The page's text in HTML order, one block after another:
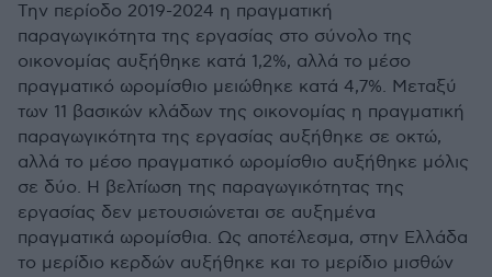
Την περίοδο 2019-2024 η πραγματική
παραγωγικότητα της εργασίας στο σύνολο της
οικονομίας αυξήθηκε κατά 1,2%, αλλά το μέσο
πραγματικό ωρομίσθιο μειώθηκε κατά 4,7%. Μεταξύ
των 11 βασικών κλάδων της οικονομίας η πραγματική
παραγωγικότητα της εργασίας αυξήθηκε σε οκτώ,
αλλά το μέσο πραγματικό ωρομίσθιο αυξήθηκε μόλις
σε δύο. Η βελτίωση της παραγωγικότητας της
εργασίας δεν μετουσιώνεται σε αυξημένα
πραγματικά ωρομίσθια. Ως αποτέλεσμα, στην Ελλάδα
το μερίδιο κερδών αυξήθηκε και το μερίδιο μισθών